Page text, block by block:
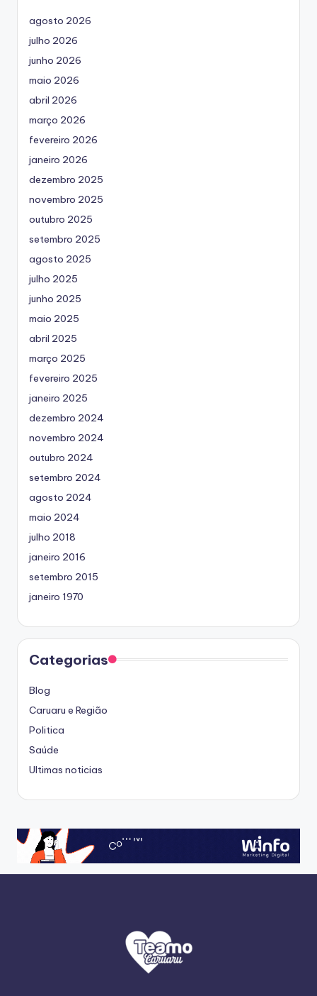
agosto 2026
julho 2026
junho 2026
maio 2026
abril 2026
março 2026
fevereiro 2026
janeiro 2026
dezembro 2025
novembro 2025
outubro 2025
setembro 2025
agosto 2025
julho 2025
junho 2025
maio 2025
abril 2025
março 2025
fevereiro 2025
janeiro 2025
dezembro 2024
novembro 2024
outubro 2024
setembro 2024
agosto 2024
maio 2024
julho 2018
janeiro 2016
setembro 2015
janeiro 1970
Categorias
Blog
Caruaru e Região
Politica
Saúde
Ultimas noticias